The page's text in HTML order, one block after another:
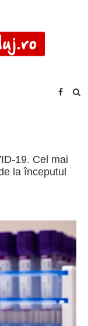
19. Cel mai
la începutul